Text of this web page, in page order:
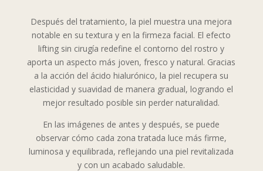
Después del tratamiento, la piel muestra una mejora
notable en su textura y en la firmeza facial. El efecto
lifting sin cirugía redefine el contorno del rostro y
aporta un aspecto más joven, fresco y natural. Gracias
a la acción del ácido hialurónico, la piel recupera su
elasticidad y suavidad de manera gradual, logrando el
mejor resultado posible sin perder naturalidad.
En las imágenes de antes y después, se puede
observar cómo cada zona tratada luce más firme,
luminosa y equilibrada, reflejando una piel revitalizada
y con un acabado saludable.